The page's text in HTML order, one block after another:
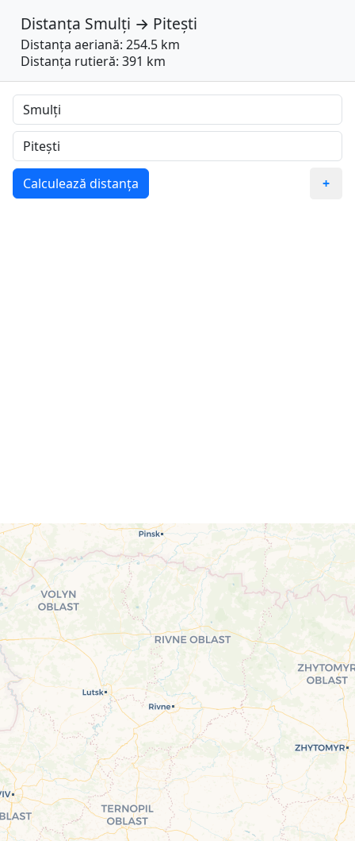
Distanța Smulți → Pitești
Distanța aeriană: 254.5 km
Distanța rutieră: 391 km
Calculează distanța +